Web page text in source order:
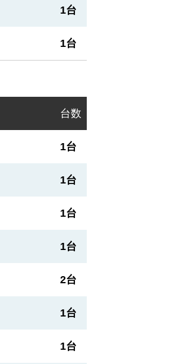
1台
1台
台数
1台
1台
1台
1台
2台
1台
1台